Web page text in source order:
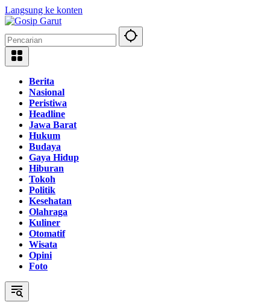
Langsung ke konten
Berita
Nasional
Peristiwa
Headline
Jawa Barat
Hukum
Budaya
Gaya Hidup
Hiburan
Tokoh
Politik
Kesehatan
Olahraga
Kuliner
Otomatif
Wisata
Opini
Foto